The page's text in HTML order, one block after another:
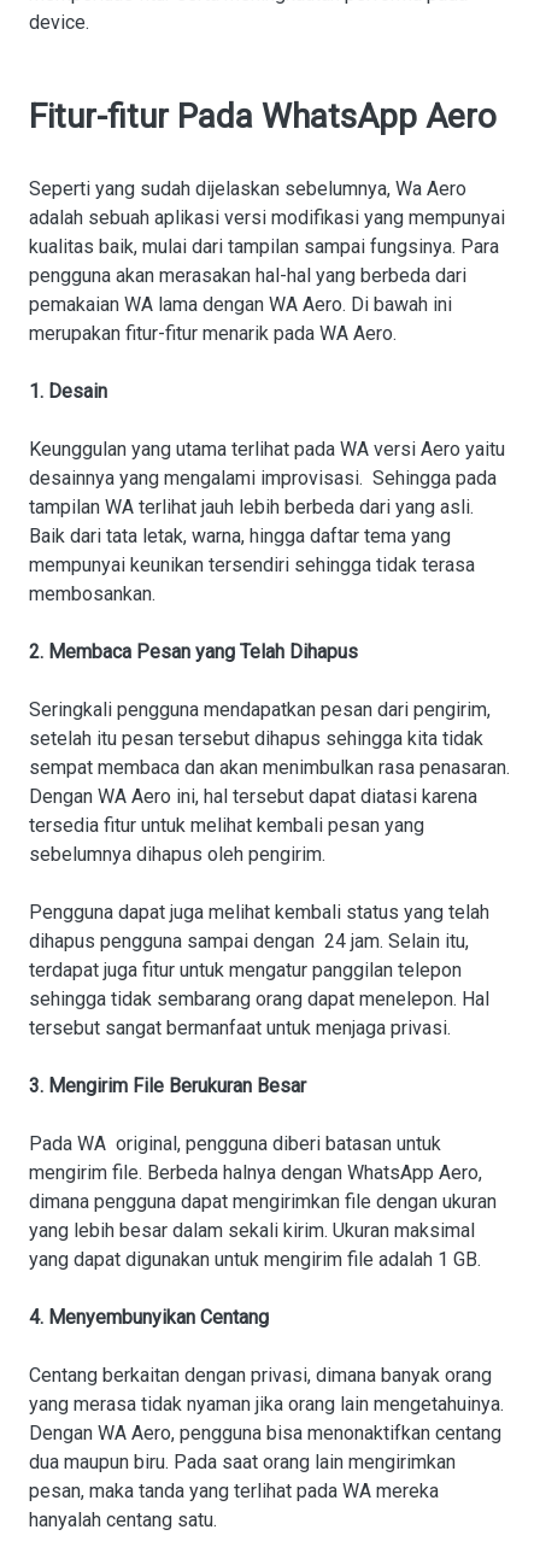
device.
Fitur-fitur Pada WhatsApp Aero
Seperti yang sudah dijelaskan sebelumnya, Wa Aero
adalah sebuah aplikasi versi modifikasi yang mempunyai
kualitas baik, mulai dari tampilan sampai fungsinya. Para
pengguna akan merasakan hal-hal yang berbeda dari
pemakaian WA lama dengan WA Aero. Di bawah ini
merupakan fitur-fitur menarik pada WA Aero.
1. Desain
Keunggulan yang utama terlihat pada WA versi Aero yaitu
desainnya yang mengalami improvisasi. Sehingga pada
tampilan WA terlihat jauh lebih berbeda dari yang asli.
Baik dari tata letak, warna, hingga daftar tema yang
mempunyai keunikan tersendiri sehingga tidak terasa
membosankan.
2. Membaca Pesan yang Telah Dihapus
Seringkali pengguna mendapatkan pesan dari pengirim,
setelah itu pesan tersebut dihapus sehingga kita tidak
sempat membaca dan akan menimbulkan rasa penasaran.
Dengan WA Aero ini, hal tersebut dapat diatasi karena
tersedia fitur untuk melihat kembali pesan yang
sebelumnya dihapus oleh pengirim.
Pengguna dapat juga melihat kembali status yang telah
dihapus pengguna sampai dengan 24 jam. Selain itu,
terdapat juga fitur untuk mengatur panggilan telepon
sehingga tidak sembarang orang dapat menelepon. Hal
tersebut sangat bermanfaat untuk menjaga privasi.
3. Mengirim File Berukuran Besar
Pada WA original, pengguna diberi batasan untuk
mengirim file. Berbeda halnya dengan WhatsApp Aero,
dimana pengguna dapat mengirimkan file dengan ukuran
yang lebih besar dalam sekali kirim. Ukuran maksimal
yang dapat digunakan untuk mengirim file adalah 1 GB.
4. Menyembunyikan Centang
Centang berkaitan dengan privasi, dimana banyak orang
yang merasa tidak nyaman jika orang lain mengetahuinya.
Dengan WA Aero, pengguna bisa menonaktifkan centang
dua maupun biru. Pada saat orang lain mengirimkan
pesan, maka tanda yang terlihat pada WA mereka
hanyalah centang satu.